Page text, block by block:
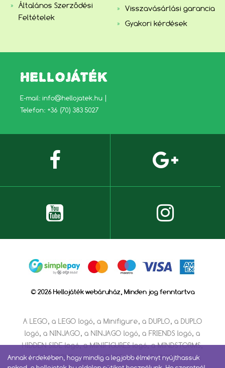
Általános Szerződési
Feltételek
Visszavásárlási garancia
Gyakori kérdések
HELLOJÁTÉK
E-mail: info@hellojatek.hu
Telefon: +36 (70) 383 5027
© 2026 Hellojáték webáruház, Minden jog fenntartva
A LEGO, a LEGO logó, a Minifigure, a DUPLO, a DUPLO
logó, a NINJAGO, a NINJAGO logó, a FRIENDS logó, a
HIDDEN SIDE logó, a MINIFIGURES logó, a MINDSTORMS,
a MINDSTORMS logó, a VIDIYO, a NEXO KNIGHTS és a
Annak érdekében, hogy mindig a legjobb élményt nyújthassuk